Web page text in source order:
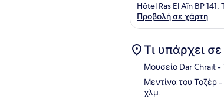
Hôtel Ras El Aïn BP
Προβολή σε χάρτη
Τι υπάρχει
Μουσείο Dar Chrait-
Μεντίνα του Τοζέρ-
χλμ.